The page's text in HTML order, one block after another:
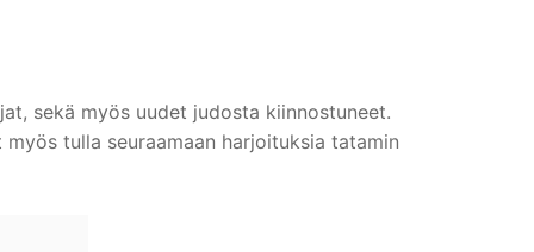
sekä myös uudet judosta kiinnostuneet.
tulla seuraamaan harjoituksia tatamin